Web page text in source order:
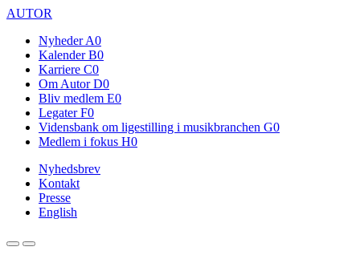
AUTOR
Nyheder A0
Kalender B0
Karriere C0
Om Autor D0
Bliv medlem E0
Legater F0
Vidensbank om ligestilling i musikbranchen G0
Medlem i fokus H0
Nyhedsbrev
Kontakt
Presse
English